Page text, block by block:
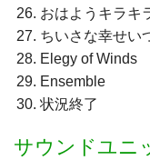
おはようキラキ
ちいさな幸せい
Elegy of Winds
Ensemble
状況終了
サウンドユニ